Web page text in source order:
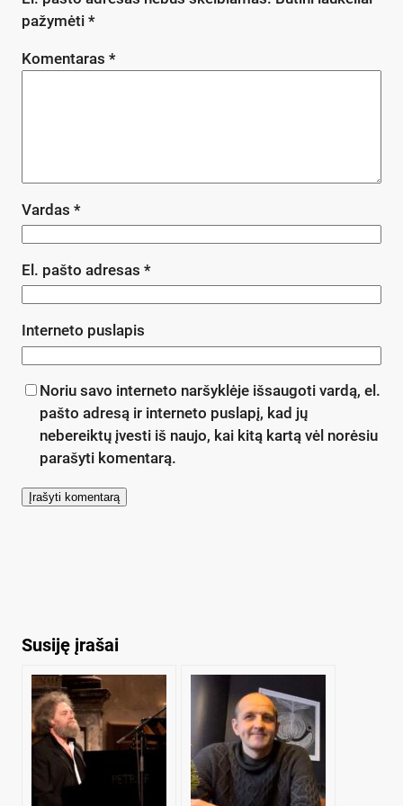
pažymėti *
Komentaras *
Vardas *
El. pašto adresas *
Interneto puslapis
Noriu savo interneto naršyklėje išsaugoti vardą, el.
pašto adresą ir interneto puslapį, kad jų
nebereiktų įvesti iš naujo, kai kitą kartą vėl norėsiu
parašyti komentarą.
Susiję įrašai